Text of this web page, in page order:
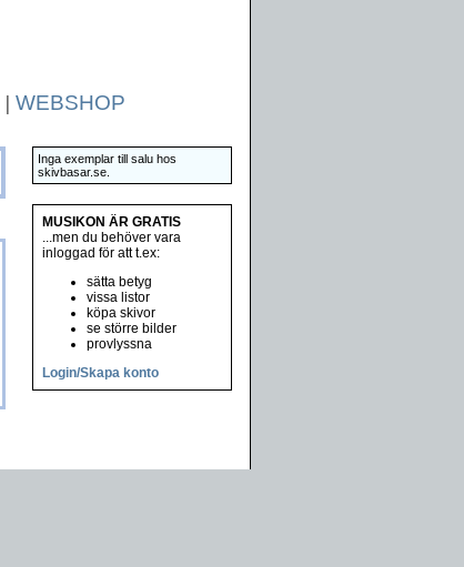
| WEBSHOP
Inga exemplar till salu hos
skivbasar.se.
MUSIKON ÄR GRATIS
...men du behöver vara
inloggad för att t.ex:
sätta betyg
vissa listor
köpa skivor
se större bilder
provlyssna
Login/Skapa konto